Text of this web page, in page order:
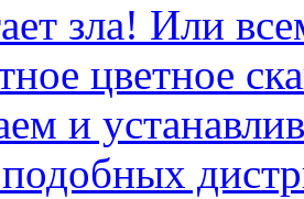
зла! Или
цветное
и